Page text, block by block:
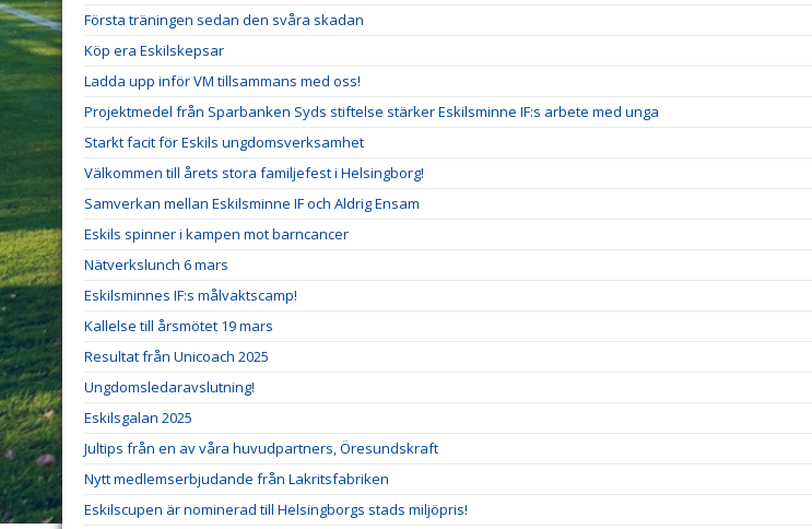
Första träningen sedan den svåra skadan
Köp era Eskilskepsar
Ladda upp inför VM tillsammans med oss!
Projektmedel från Sparbanken Syds stiftelse stärker Eskilsminne IF:s arbete med unga
Starkt facit för Eskils ungdomsverksamhet
Välkommen till årets stora familjefest i Helsingborg!
Samverkan mellan Eskilsminne IF och Aldrig Ensam
Eskils spinner i kampen mot barncancer
Nätverkslunch 6 mars
Eskilsminnes IF:s målvaktscamp!
Kallelse till årsmötet 19 mars
Resultat från Unicoach 2025
Ungdomsledaravslutning!
Eskilsgalan 2025
Jultips från en av våra huvudpartners, Öresundskraft
Nytt medlemserbjudande från Lakritsfabriken
Eskilscupen är nominerad till Helsingborgs stads miljöpris!